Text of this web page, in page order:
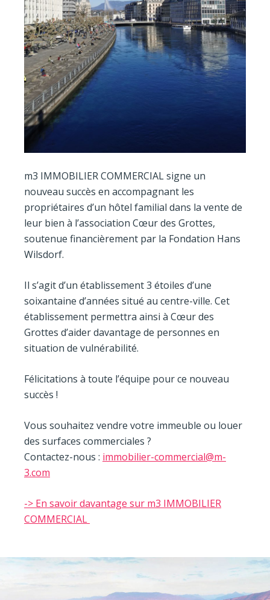
m3 IMMOBILIER COMMERCIAL signe un
nouveau succès en accompagnant les
propriétaires d’un hôtel familial dans la vente de
leur bien à l’association Cœur des Grottes,
soutenue financièrement par la Fondation Hans
Wilsdorf.
Il s’agit d’un établissement 3 étoiles d’une
soixantaine d’années situé au centre-ville. Cet
établissement permettra ainsi à Cœur des
Grottes d’aider davantage de personnes en
situation de vulnérabilité.
Félicitations à toute l’équipe pour ce nouveau
succès !
Vous souhaitez vendre votre immeuble ou louer
des surfaces commerciales ?
Contactez-nous : immobilier-commercial@m-
3.com
-> En savoir davantage sur m3 IMMOBILIER
COMMERCIAL